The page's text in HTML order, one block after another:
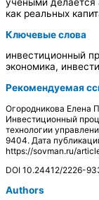
как реальных
Ключевые слова
инвестиционный
экономика,
Рекомендуемая
Огородникова Елена
Инвестиционный
технологии
9404. Дата
https://sovman.ru/
DOI 10.24412/2226-
Authors